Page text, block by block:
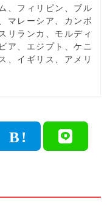
、フィリピン、ブル
マレーシア、カンボ
リランカ、モルディ
ア、エジプト、ケニ
、イギリス、アメリ